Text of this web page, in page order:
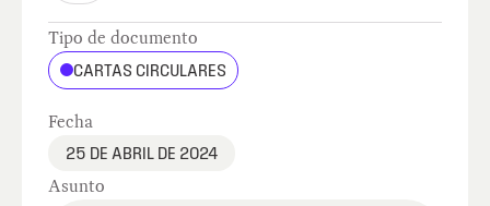
Tipo de documento
CARTAS CIRCULARES
Fecha
25 DE ABRIL DE 2024
Asunto